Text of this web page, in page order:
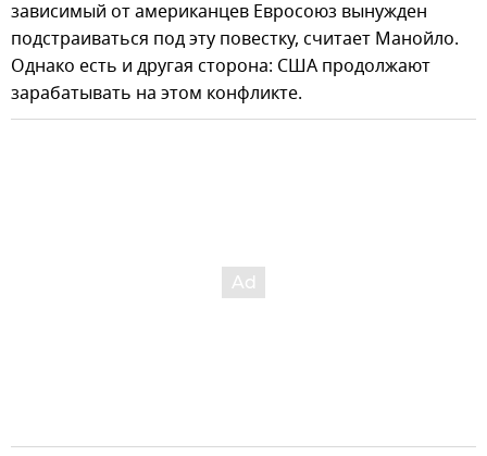
зависимый от американцев Евросоюз вынужден
подстраиваться под эту повестку, считает Манойло.
Однако есть и другая сторона: США продолжают
зарабатывать на этом конфликте.